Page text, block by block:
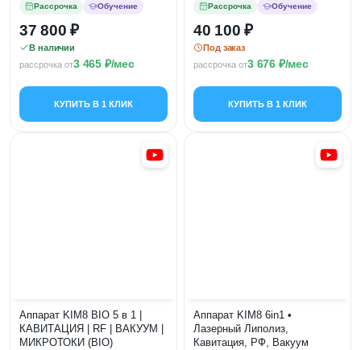
Рассрочка Обучение
37 800
В наличии
рассрочка от3 465 /мес
КУПИТЬ В 1 КЛИК
Рассрочка Обучение
40 100
Под заказ
рассрочка от3 676 /мес
КУПИТЬ В 1 КЛИК
Аппарат KIM8 BIO 5 в 1 |
КАВИТАЦИЯ | RF | ВАКУУМ |
МИКРОТОКИ (BIO)
Аппарат KIM8 6in1 •
Лазерный Липолиз,
Кавитация, РФ, Вакуум